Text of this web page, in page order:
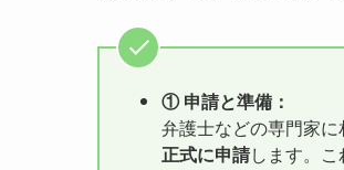
① 申請と準備：
弁護士などの専門家
正式に申請します。こ